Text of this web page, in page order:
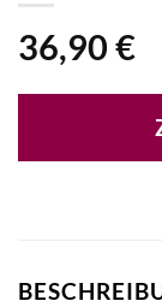
36,90 €